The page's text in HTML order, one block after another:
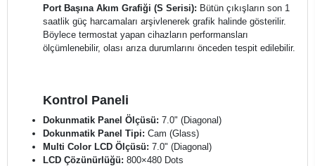
Port Başına Akım Grafiği (S Serisi): Bütün çıkışların son 1
saatlik güç harcamaları arşivlenerek grafik halinde gösterilir.
Böylece termostat yapan cihazların performansları
ölçümlenebilir, olası arıza durumlarını önceden tespit edilebilir.
Kontrol Paneli
Dokunmatik Panel Ölçüsü: 7.0" (Diagonal)
Dokunmatik Panel Tipi: Cam (Glass)
Multi Color LCD Ölçüsü: 7.0" (Diagonal)
LCD Çözünürlüğü: 800×480 Dots